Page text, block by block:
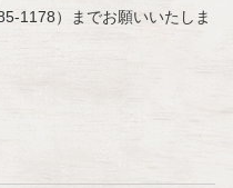
1178）までお願いいたしま